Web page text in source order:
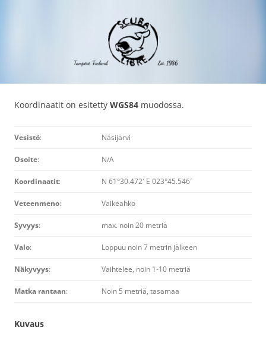
Koordinaatit on esitetty WGS84 muodossa.
Vesistö: Näsijärvi
Osoite: N/A
Koordinaatit: N 61°30.472′ E 023°45.546′
Veteenmeno: Vaikeahko
Syvyys: max. noin 20 metriä
Valo: Loppuu noin 7 metrin jälkeen
Näkyvyys: Vaihtelee, noin 1-10 metriä
Matka rantaan: Noin 5 metriä, tasamaa
Kuvaus